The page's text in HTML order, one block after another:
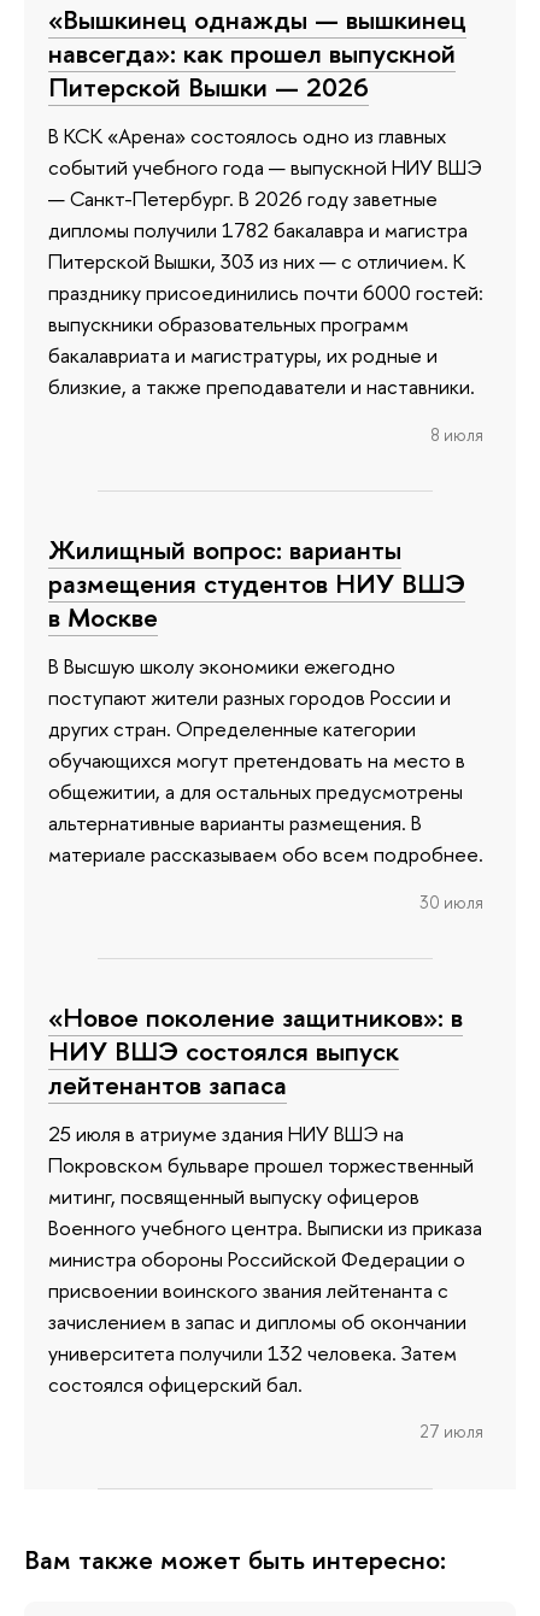
«Вышкинец однажды — вышкинец
навсегда»: как прошел выпускной
Питерской Вышки — 2026
В КСК «Арена» состоялось одно из главных
событий учебного года — выпускной НИУ ВШЭ
— Санкт-Петербург. В 2026 году заветные
дипломы получили 1782 бакалавра и магистра
Питерской Вышки, 303 из них — с отличием. К
празднику присоединились почти 6000 гостей:
выпускники образовательных программ
бакалавриата и магистратуры, их родные и
близкие, а также преподаватели и наставники.
8 июля
Жилищный вопрос: варианты
размещения студентов НИУ ВШЭ
в Москве
В Высшую школу экономики ежегодно
поступают жители разных городов России и
других стран. Определенные категории
обучающихся могут претендовать на место в
общежитии, а для остальных предусмотрены
альтернативные варианты размещения. В
материале рассказываем обо всем подробнее.
30 июля
«Новое поколение защитников»: в
НИУ ВШЭ состоялся выпуск
лейтенантов запаса
25 июля в атриуме здания НИУ ВШЭ на
Покровском бульваре прошел торжественный
митинг, посвященный выпуску офицеров
Военного учебного центра. Выписки из приказа
министра обороны Российской Федерации о
присвоении воинского звания лейтенанта с
зачислением в запас и дипломы об окончании
университета получили 132 человека. Затем
состоялся офицерский бал.
27 июля
Вам также может быть интересно: